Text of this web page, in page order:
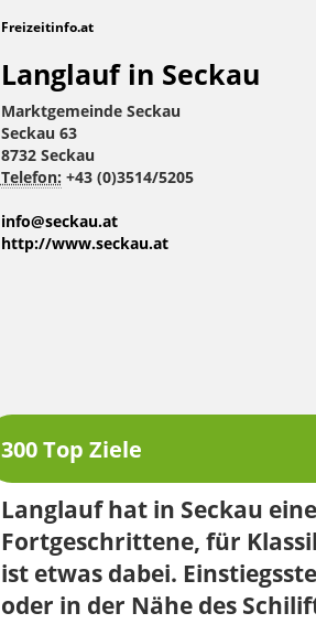
Freizeitinfo.at
Langlauf in Seckau
Marktgemeinde Seckau
Seckau 63
8732 Seckau
Telefon: +43 (0)3514/5205
info@seckau.at
http://www.seckau.at
300 Top Ziele
Langlauf hat in Seckau
Fortgeschrittene, für
ist etwas dabei.
oder in der Nähe des